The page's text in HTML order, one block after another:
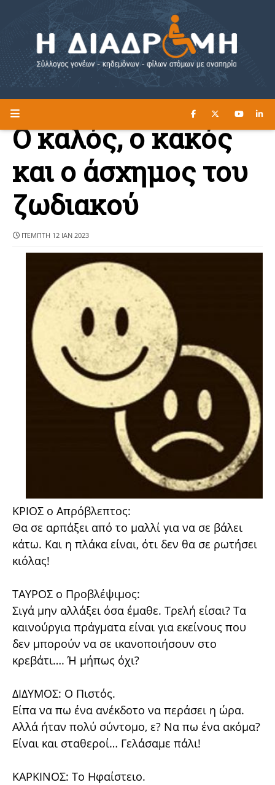
Η ΔΙΑΔΡΟΜΗ ΔΙΑΒΑΣΤΕ ΕΔΩ ►
Ο καλός, ο κακός
και ο άσχημος του
ζωδιακού
ΠΈΜΠΤΗ 12 ΙΑΝ 2023
ΚΡΙΟΣ ο Απρόβλεπτος:
Θα σε αρπάξει από το μαλλί για να σε βάλει
κάτω. Και η πλάκα είναι, ότι δεν θα σε ρωτήσει
κιόλας!
ΤΑΥΡΟΣ ο Προβλέψιμος:
Σιγά μην αλλάξει όσα έμαθε. Τρελή είσαι? Τα
καινούργια πράγματα είναι για εκείνους που
δεν μπορούν να σε ικανοποιήσουν στο
κρεβάτι…. Ή μήπως όχι?
ΔΙΔΥΜΟΣ: Ο Πιστός.
Είπα να πω ένα ανέκδοτο να περάσει η ώρα.
Αλλά ήταν πολύ σύντομο, ε? Να πω ένα ακόμα?
Είναι και σταθεροί… Γελάσαμε πάλι!
ΚΑΡΚΙΝΟΣ: Το Ηφαίστειο.